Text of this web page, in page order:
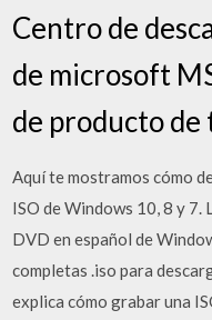
Centro de
de microsoft
de producto de
Aquí te mostramos cómo
ISO de Windows 10, 8 y 7.
DVD en español de
completas .iso para
explica cómo grabar una